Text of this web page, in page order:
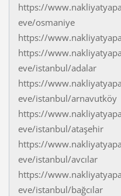
https://
eve/osmaniye
https://
https://
eve/istanbul/adalar
https://
eve/istanbul/arnavutköy
https://
eve/istanbul/ataşehir
https://
eve/istanbul/avcılar
https://
eve/istanbul/bağcılar